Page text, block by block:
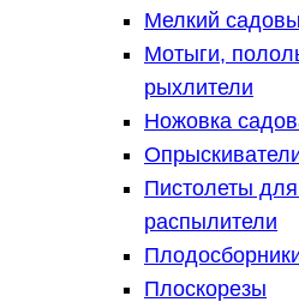
Мелкий
Мотыги,
рыхлители
Ножовка
Пистолеты
распылители
Плоскорезы